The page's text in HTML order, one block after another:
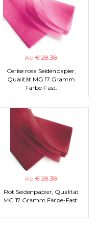
Ab € 28,38
Cerise rosa Seidenpapier,
Qualität MG 17 Gramm
Farbe-Fast.
Ab € 28,38
Rot Seidenpapier, Qualität
MG 17 Gramm Farbe-Fast.